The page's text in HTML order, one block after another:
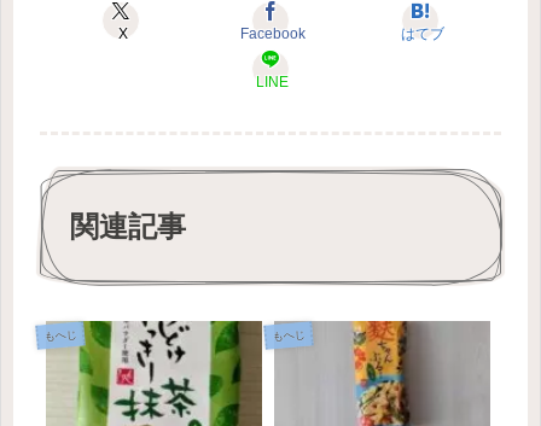
X Facebook はてブ
LINE
関連記事
もへじ もへじ